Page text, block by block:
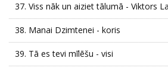
37. Viss nāk un aiziet tālumā - Viktors
38. Manai Dzimtenei - koris
39. Tā es tevi mīlēšu - visi